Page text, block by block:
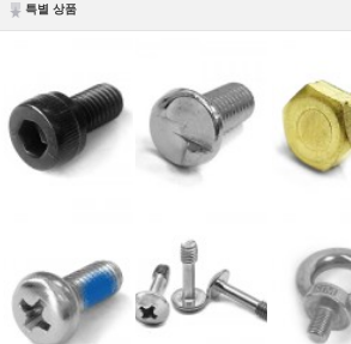
특별 상품